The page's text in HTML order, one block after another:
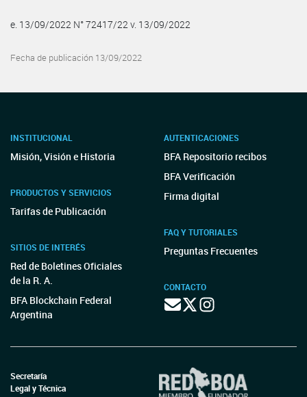
e. 13/09/2022 N° 72417/22 v. 13/09/2022
Fecha de publicación 13/09/2022
INSTITUCIONAL
Misión, Visión e Historia
PRODUCTOS Y SERVICIOS
Tarifas de Publicación
SITIOS DE INTERÉS
Red de Boletines Oficiales
de la R. A.
BFA Blockchain Federal
Argentina
AUTENTICACIONES
BFA Repositorio recibos
BFA Verificación
Firma digital
FAQ Y TUTORIALES
Preguntas Frecuentes
CONTACTO
Secretaría
Legal y Técnica